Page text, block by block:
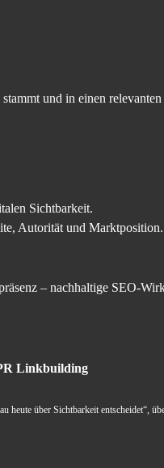
und in einen
Sichtbarkeit.
Autorität und Marktposition.
– nachhaltige SEO-
Linkbuilding
über Sichtbarkeit entscheidet“,